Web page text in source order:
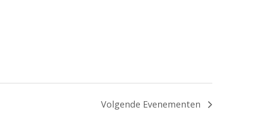
Volgende Evenementen